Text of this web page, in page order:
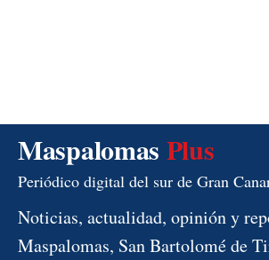
Maspalomas Plus
Periódico digital del sur de Gran
Noticias, actualidad, opinión y
Maspalomas, San Bartolomé de